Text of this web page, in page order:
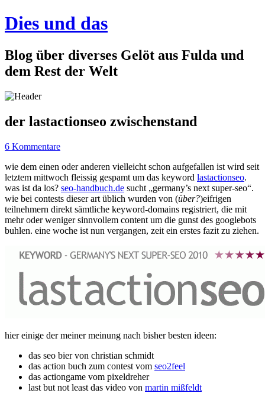
Dies und das
Blog über diverses Gelöt aus Fulda und
dem Rest der Welt
der lastactionseo zwischenstand
6 Kommentare
wie dem einen oder anderen vielleicht schon aufgefallen ist wird seit
letztem mittwoch fleissig gespamt um das keyword lastactionseo.
was ist da los? seo-handbuch.de sucht „germany’s next super-seo“.
wie bei contests dieser art üblich wurden von (über?)eifrigen
teilnehmern direkt sämtliche keyword-domains registriert, die mit
mehr oder weniger sinnvollem content um die gunst des googlebots
buhlen. eine woche ist nun vergangen, zeit ein erstes fazit zu ziehen.
hier einige der meiner meinung nach bisher besten ideen:
das seo bier von christian schmidt
das action buch zum contest vom seo2feel
das actiongame vom pixeldreher
last but not least das video von martin mißfeldt